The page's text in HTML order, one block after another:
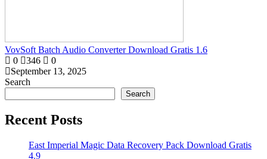
VovSoft Batch Audio Converter Download Gratis 1.6
0
346
0
September 13, 2025
Search
Search
Recent Posts
East Imperial Magic Data Recovery Pack Download Gratis
4.9